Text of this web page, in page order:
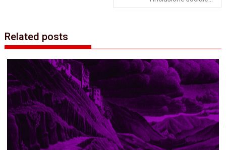
Related posts